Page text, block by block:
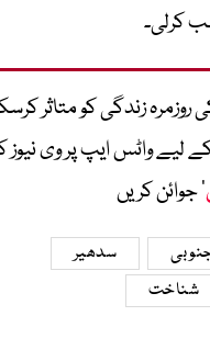
کرلی۔
زندگی کو متاثر
واٹس ایپ پر وی نیوز
‘ جوائن کریں
سدھیر
شناخت